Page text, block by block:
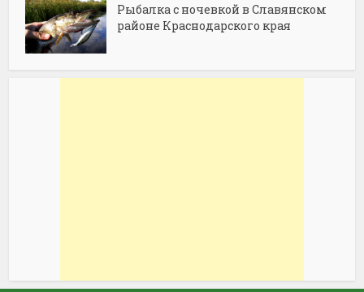
Рыбалка с ночевкой в Славянском
районе Краснодарского края